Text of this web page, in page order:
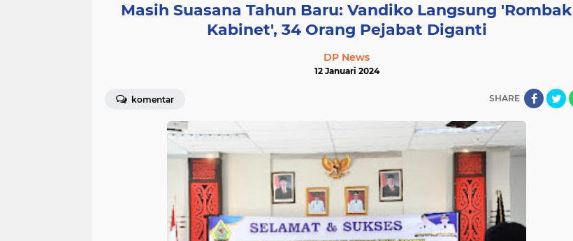
Masih Suasana Tahun Baru: Vandiko Langsung 'Rombak
Kabinet', 34 Orang Pejabat Diganti
DP News
12 Januari 2024
komentar SHARE